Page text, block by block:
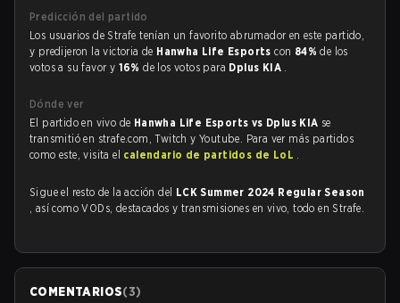
Predicción del partido
Los usuarios de Strafe tenían un favorito abrumador en este partido,
y predijeron la victoria de Hanwha Life Esportscon 84%de los
votos a su favor y 16%de los votos para Dplus KIA .
Dónde ver
El partido en vivo de Hanwha Life Esports vs Dplus KIA se
transmitió en strafe.com, Twitch y Youtube. Para ver más partidos
como este, visita el calendario de partidos de LoL .
Sigue el resto de la acción del LCK Summer 2024 Regular Season
, así como VODs, destacados y transmisiones en vivo, todo en Strafe.
COMENTARIOS(3)